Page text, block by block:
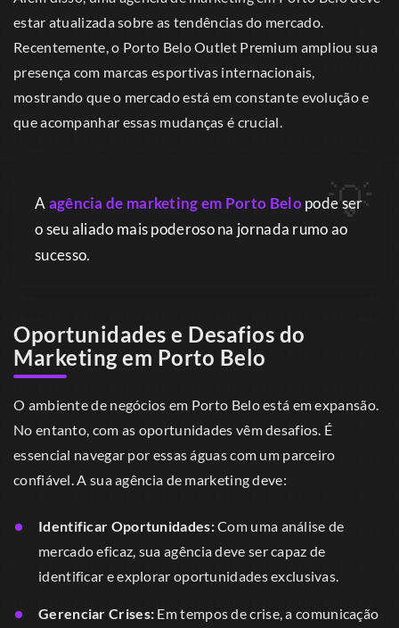
estar atualizada sobre as tendências do mercado.
Recentemente, o Porto Belo Outlet Premium ampliou sua
presença com marcas esportivas internacionais,
mostrando que o mercado está em constante evolução e
que acompanhar essas mudanças é crucial.
Aagência de marketing em Porto Belopode ser
o seu aliado mais poderoso na jornada rumo ao
sucesso.
Oportunidades e Desafios do
Marketing em Porto Belo
O ambiente de negócios em Porto Belo está em expansão.
No entanto, com as oportunidades vêm desafios. É
essencial navegar por essas águas com um parceiro
confiável. A sua agência de marketing deve:
Identificar Oportunidades:Com uma análise de
mercado eficaz, sua agência deve ser capaz de
identificar e explorar oportunidades exclusivas.
Gerenciar Crises: Em tempos de crise, a comunicação